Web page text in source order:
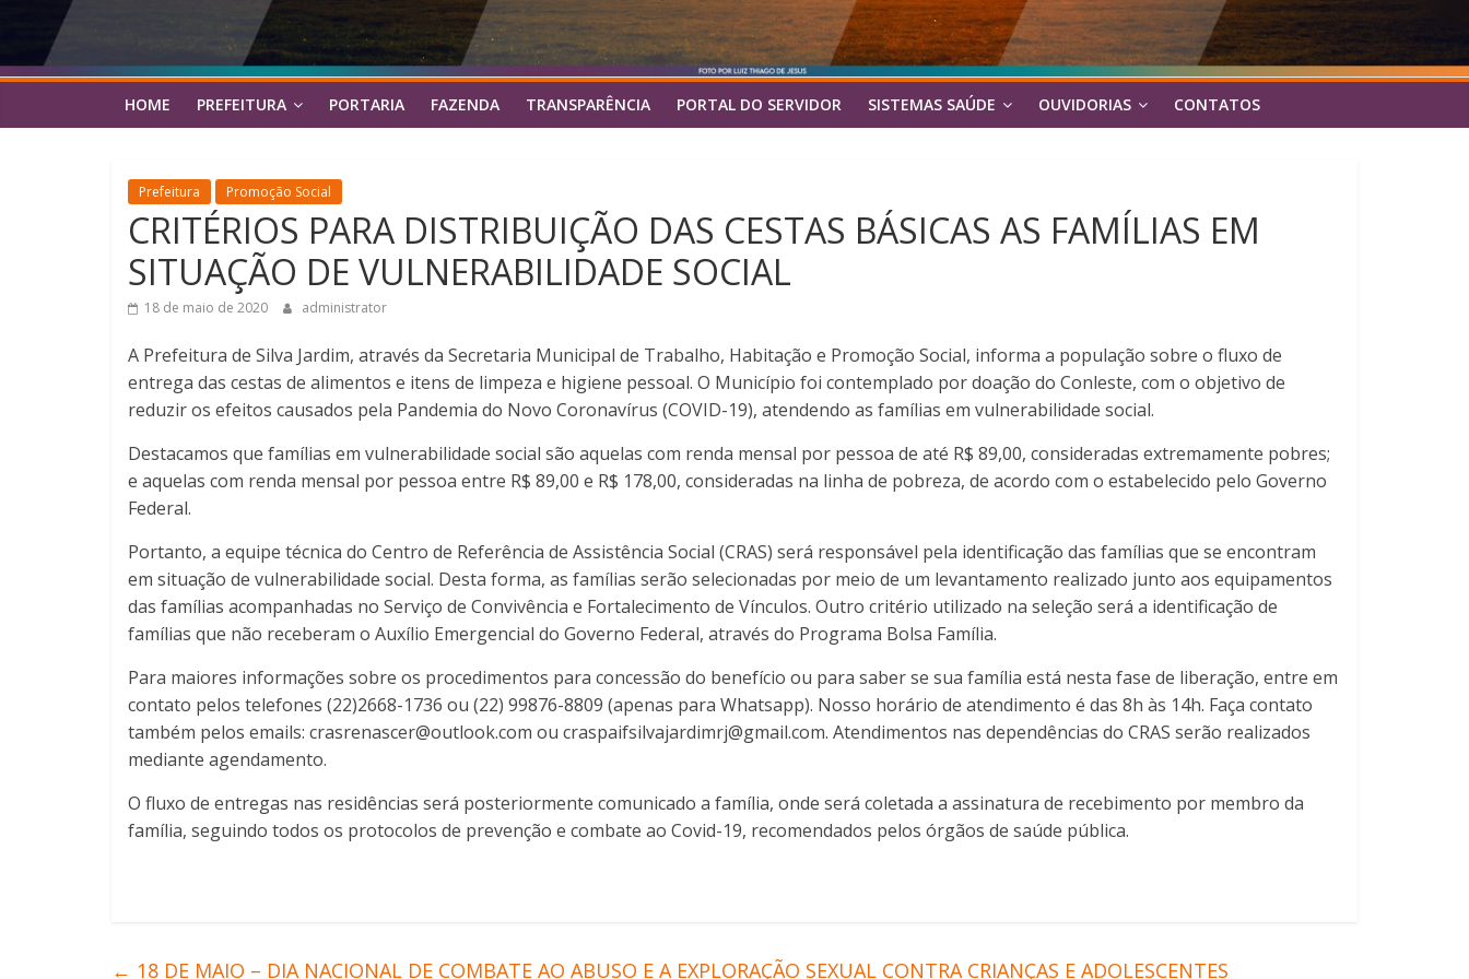
HOME PREFEITURA PORTARIA FAZENDA TRANSPARÊNCIA PORTAL DO SERVIDOR SISTEMAS SAÚDE OUVIDORIAS CONTATOS
Prefeitura Promoção Social
CRITÉRIOS PARA DISTRIBUIÇÃO DAS CESTAS BÁSICAS AS FAMÍLIAS EM
SITUAÇÃO DE VULNERABILIDADE SOCIAL
18 de maio de 2020 administrator
A Prefeitura de Silva Jardim, através da Secretaria Municipal de Trabalho, Habitação e Promoção Social, informa a população sobre o fluxo de
entrega das cestas de alimentos e itens de limpeza e higiene pessoal. O Município foi contemplado por doação do Conleste, com o objetivo de
reduzir os efeitos causados pela Pandemia do Novo Coronavírus (COVID-19), atendendo as famílias em vulnerabilidade social.
Destacamos que famílias em vulnerabilidade social são aquelas com renda mensal por pessoa de até R$ 89,00, consideradas extremamente pobres;
e aquelas com renda mensal por pessoa entre R$ 89,00 e R$ 178,00, consideradas na linha de pobreza, de acordo com o estabelecido pelo Governo
Federal.
Portanto, a equipe técnica do Centro de Referência de Assistência Social (CRAS) será responsável pela identificação das famílias que se encontram
em situação de vulnerabilidade social. Desta forma, as famílias serão selecionadas por meio de um levantamento realizado junto aos equipamentos
das famílias acompanhadas no Serviço de Convivência e Fortalecimento de Vínculos. Outro critério utilizado na seleção será a identificação de
famílias que não receberam o Auxílio Emergencial do Governo Federal, através do Programa Bolsa Família.
Para maiores informações sobre os procedimentos para concessão do benefício ou para saber se sua família está nesta fase de liberação, entre em
contato pelos telefones (22)2668-1736 ou (22) 99876-8809 (apenas para Whatsapp). Nosso horário de atendimento é das 8h às 14h. Faça contato
também pelos emails: crasrenascer@outlook.com ou craspaifsilvajardimrj@gmail.com. Atendimentos nas dependências do CRAS serão realizados
mediante agendamento.
O fluxo de entregas nas residências será posteriormente comunicado a família, onde será coletada a assinatura de recebimento por membro da
família, seguindo todos os protocolos de prevenção e combate ao Covid-19, recomendados pelos órgãos de saúde pública.
← 18 DE MAIO – DIA NACIONAL DE COMBATE AO ABUSO E A EXPLORAÇÃO SEXUAL CONTRA CRIANÇAS E ADOLESCENTES